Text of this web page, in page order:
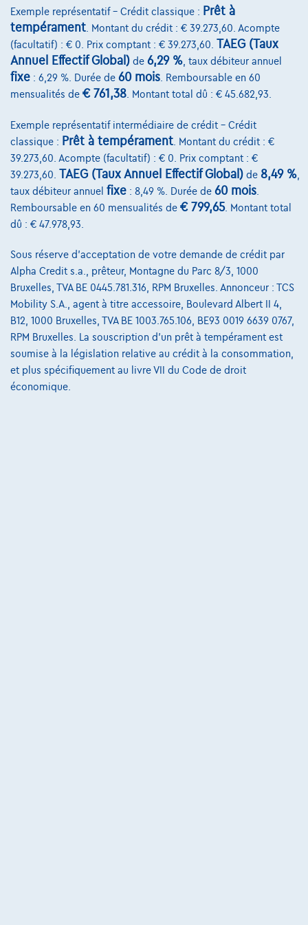
Comparer
Voir le véhicule
Opel Astra Sports Tourer1.2 turbo gs 130
04/2025
33.935 km Essence Manuelle 96 kW ( 130 CV )
€20.999 1
Exemple représentatif – Crédit classique : Prêt à
tempérament . Montant du crédit : € 39.273,60. Acompte
(facultatif) : € 0. Prix comptant : € 39.273,60. TAEG (Taux
Annuel Effectif Global) de 6,29 % , taux débiteur annuel
fixe : 6,29 %. Durée de 60 mois . Remboursable en 60
mensualités de € 761,38 . Montant total dû : € 45.682,93.
Exemple représentatif intermédiaire de crédit – Crédit
classique : Prêt à tempérament . Montant du crédit : €
39.273,60. Acompte (facultatif) : € 0. Prix comptant : €
39.273,60. TAEG (Taux Annuel Effectif Global) de 8,49 %
taux débiteur annuel fixe : 8,49 %. Durée de 60 mois
Remboursable en 60 mensualités de € 799,65. Montant total
dû : € 47.978,93.
Sous réserve d'acceptation de votre demande de crédit par
Alpha Credit s.a., prêteur, Montagne du Parc 8/3, 1000
Bruxelles, TVA BE 0445.781.316, RPM Bruxelles. Annonceur : TCS
Mobility S.A., agent à titre accessoire, Boulevard Albert II 4,
B12, 1000 Bruxelles, TVA BE 1003.765.106, BE93 0019 6639 0767,
RPM Bruxelles. La souscription d'un prêt à tempérament est
soumise à la législation relative au crédit à la consommation,
et plus spécifiquement au livre VII du Code de droit
économique.